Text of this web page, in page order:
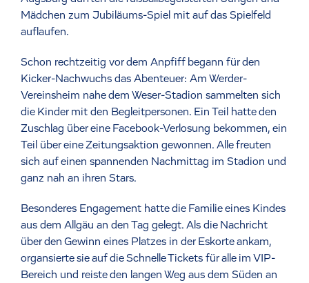
Mädchen zum Jubiläums-Spiel mit auf das Spielfeld
auflaufen.
Schon rechtzeitig vor dem Anpfiff begann für den
Kicker-Nachwuchs das Abenteuer: Am Werder-
Vereinsheim nahe dem Weser-Stadion sammelten sich
die Kinder mit den Begleitpersonen. Ein Teil hatte den
Zuschlag über eine Facebook-Verlosung bekommen, ein
Teil über eine Zeitungsaktion gewonnen. Alle freuten
sich auf einen spannenden Nachmittag im Stadion und
ganz nah an ihren Stars.
Besonderes Engagement hatte die Familie eines Kindes
aus dem Allgäu an den Tag gelegt. Als die Nachricht
über den Gewinn eines Platzes in der Eskorte ankam,
organsierte sie auf die Schnelle Tickets für alle im VIP-
Bereich und reiste den langen Weg aus dem Süden an